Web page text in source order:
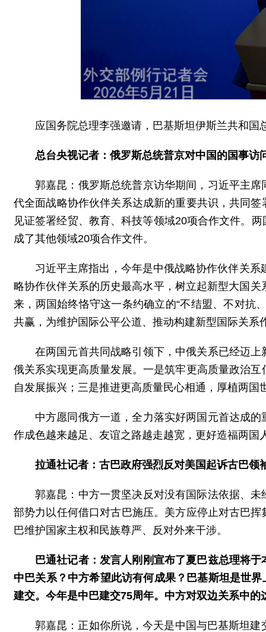
应国务院总理李强邀请，巴基斯坦伊斯兰共和
总台央视记者：俄罗斯总统普京对中国的国事访
郭嘉昆：俄罗斯总统普京访华期间，习近平主
代全面战略协作伙伴关系达成新的重要共识，共同
见证签署经贸、教育、科技等领域20项合作文件。
成了其他领域20项合作文件。
习近平主席指出，今年是中俄战略协作伙伴关
略协作伙伴关系的历史最高水平，树立起新型大国
来，两国始终恪守这一条约确立的“不结盟、不对抗
共赢，为维护国际公平公道、推动构建新型国际关
在两国元首共同战略引领下，中俄关系已经迈
俄关系实现更高质量发展。一是筑牢更高质量政治
自发展振兴；三是推进更高质量民心相通，厚植两
中方愿同俄方一道，全力落实好两国元首达成
作成色越来越足、友谊之路越走越宽，更好造福两国
拉通社记者：古巴政府强烈反对美国起诉古巴领
郭嘉昆：中方一贯坚决反对没有国际法依据、
部势力以任何借口对古巴施压。美方应停止对古巴
巴维护国家主权和民族尊严、反对外来干涉。
巴通社记者：发言人刚刚宣布了夏巴兹总理将
中巴关系？中方希望此访有何成果？巴基斯坦是世
建交。今年是中巴建交75周年。中方对双边关系中的
郭嘉昆：正如你所说，今天是中国与巴基斯坦